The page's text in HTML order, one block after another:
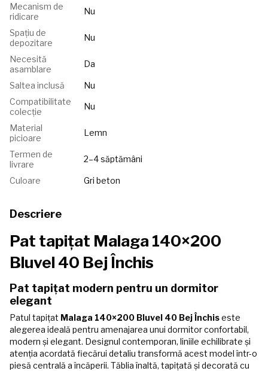
Mecanism de
ridicare
Nu
Spațiu de
depozitare
Nu
Necesită
asamblare
Da
Saltea inclusă
Nu
Compatibilitate
colecție
Nu
Material
picioare
Lemn
Termen de
livrare
2–4 săptămâni
Culoare Gri beton
Descriere
Pat tapițat Malaga 140×200
Bluvel 40 Bej Închis
Pat tapițat modern pentru un dormitor
elegant
Patul tapițat Malaga 140×200 Bluvel 40 Bej Închiseste
alegerea ideală pentru amenajarea unui dormitor confortabil,
modern și elegant. Designul contemporan, liniile echilibrate și
atenția acordată fiecărui detaliu transformă acest model într-o
piesă centrală a încăperii. Tăblia înaltă, tapițată și decorată cu